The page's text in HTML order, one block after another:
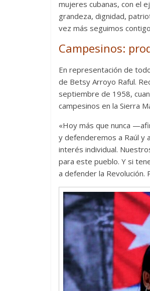
mujeres cubanas, con el
grandeza, dignidad,
vez más seguimos
Campesinos:
En representación de
de Betsy Arroyo Raful.
septiembre de 1958,
campesinos en la Sierra
«Hoy más que nunca
y defenderemos a Raúl y
interés individual.
para este pueblo. Y si
a defender la Revolución.